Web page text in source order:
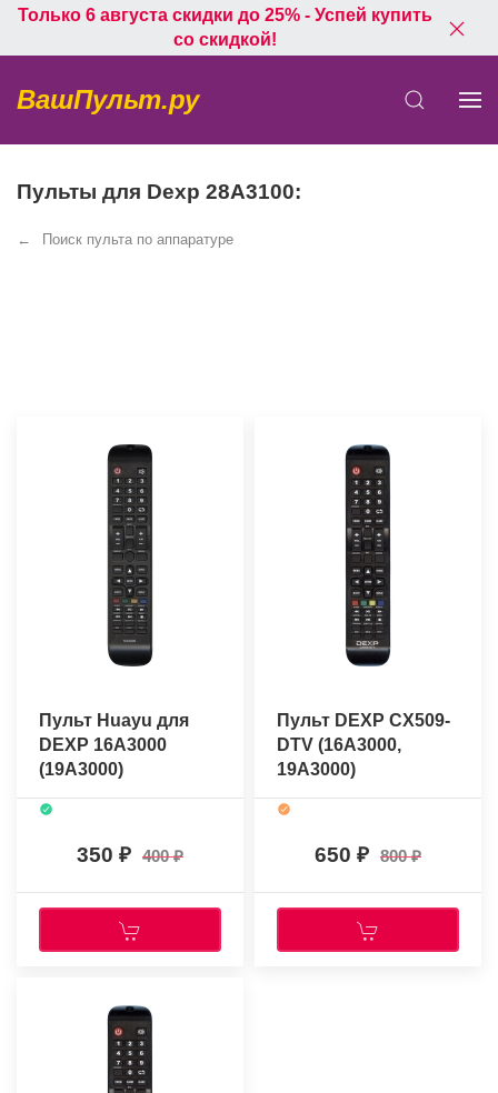
Только 6 августа скидки до 25% - Успей купить
со скидкой!
ВашПульт.ру
Пульты для Dexp 28A3100:
Поиск пульта по аппаратуре
Пульт Huayu для
DEXP 16A3000
(19A3000)
350 400
Пульт DEXP CX509-
DTV (16A3000,
19A3000)
(оригинальный)
650 800